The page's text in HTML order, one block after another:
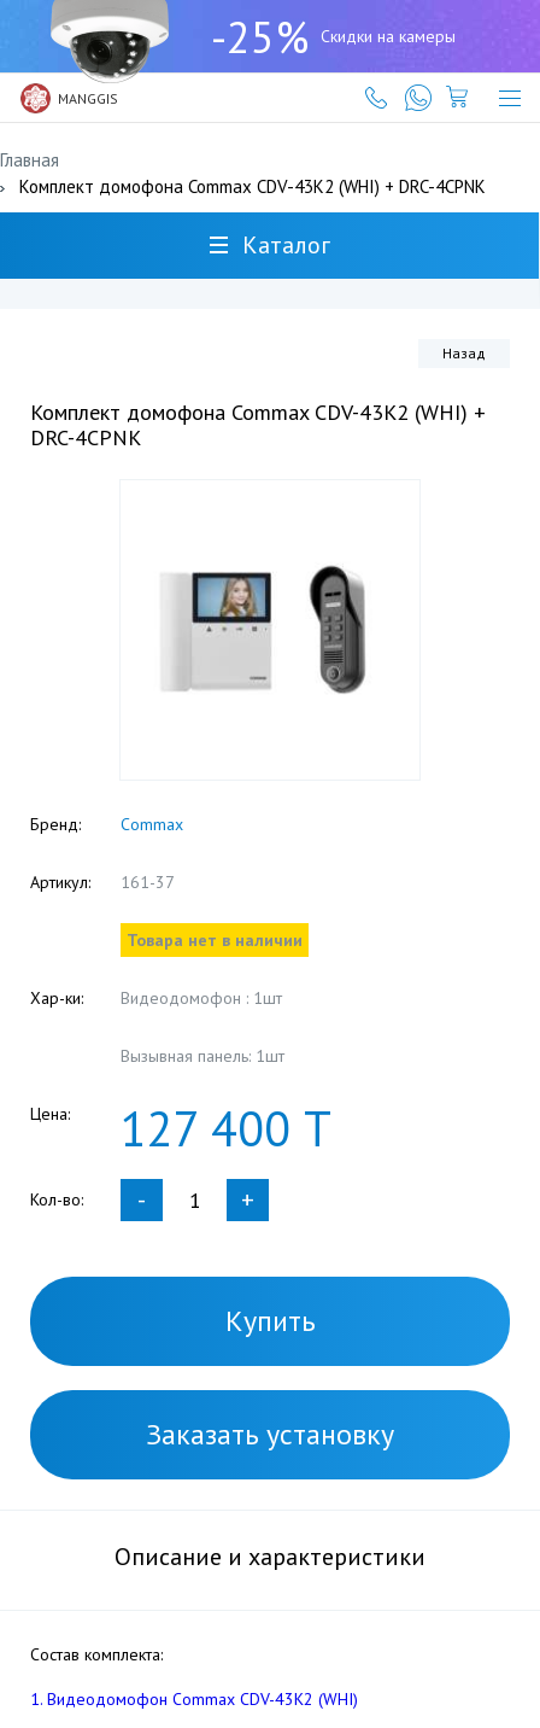
-25% Скидки на камеры
MANGGIS
(727)
317-
61-
61
Главная
Комплект домофона Commax CDV-43K2 (WHI) + DRC-4CPNK
Каталог
Назад
Комплект домофона Commax CDV-43K2 (WHI) +
DRC-4CPNK
Бренд: Commax
Артикул: 161-37
Товара нет в наличии
Хар-ки: Видеодомофон : 1шт
Вызывная панель: 1шт
Цена: 127 400 Т
Кол-во: - +
Купить
Заказать установку
Описание и характеристики
Состав комплекта:
1. Видеодомофон Commax CDV-43K2 (WHI)